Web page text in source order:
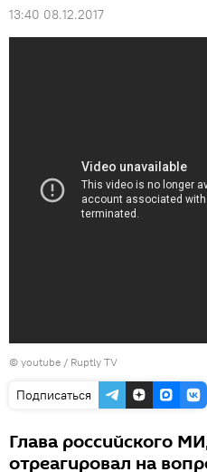
13:40 08.12.2017
© youtube / Ruptly TV
Подписаться
Глава российского
отреагировал на